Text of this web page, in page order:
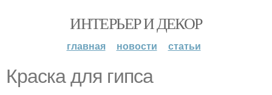
ИНТЕРЬЕР И ДЕКОР
главная новости статьи
Краска для гипса